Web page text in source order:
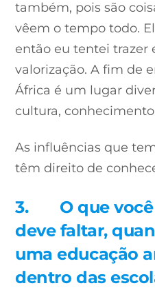
também, pois são
vêem o tempo todo.
então eu tentei trazer
valorização. A fim de
África é um lugar
cultura,
As influências que
têm direito de
3.
O que
deve faltar,
uma educação
dentro das